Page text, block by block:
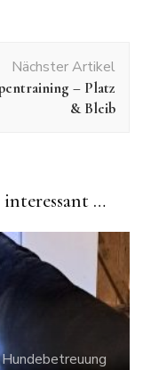
Nächster Artikel
– Platz
& Bleib
…
Hundebetreuung